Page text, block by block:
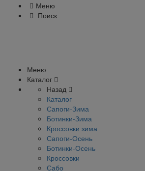
Меню
Поиск
Меню
Каталог
Назад
Каталог
Сапоги-Зима
Ботинки-Зима
Кроссовки зима
Сапоги-Осень
Ботинки-Осень
Кроссовки
Сабо